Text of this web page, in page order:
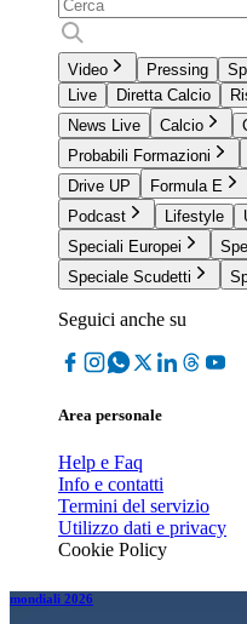
Video Pressing
Live
Diretta Calcio
News Live
Calcio
Probabili Formazioni
Drive UP
Formula E
Podcast
Lifestyle
Speciali Europei
Speciale Scudetti
Seguici anche su
Area personale
Help e Faq
Info e contatti
Termini del servizio
Utilizzo dati e privacy
Cookie Policy
mondiali 2026